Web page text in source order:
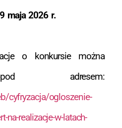
maja 2026 r.
o konkursie można
adresem:
cyfryzacja/ogloszenie-
na-realizacje-w-latach-